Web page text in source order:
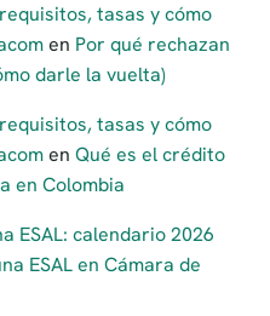
tasas y cómo
en Por qué rechazan
darle la vuelta)
tasas y cómo
en Qué es el crédito
en Colombia
ESAL: calendario 2026
ESAL en Cámara de